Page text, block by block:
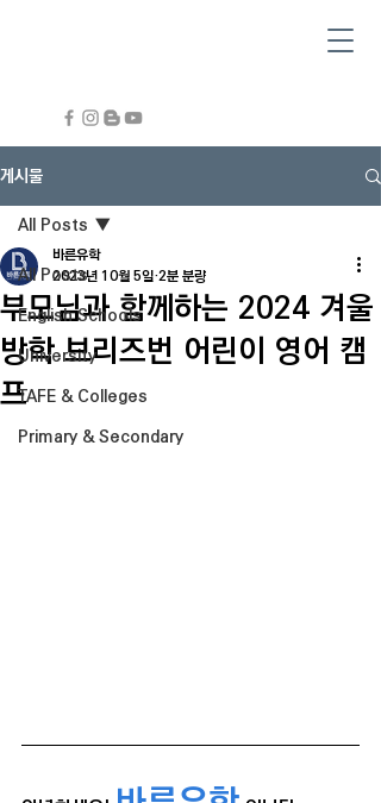
게시물
All Posts
English Schools
University
TAFE & Colleges
Primary & Secondary
All Posts
부모님과 함께하는 2024 겨울
방학 브리즈번 어린이 영어 캠
프
바른유학
2023년 10월 5일 2분 분량